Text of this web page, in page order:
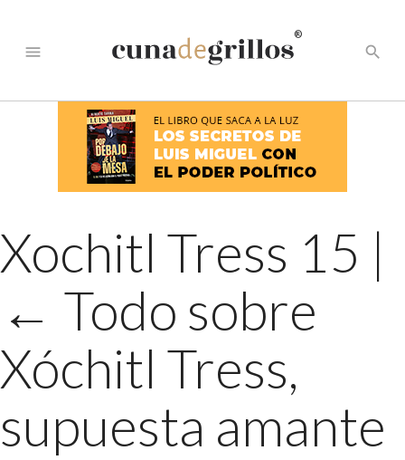
menu
®
search
Xochitl Tress 15 |
← Todo sobre
Xóchitl Tress,
supuesta amante